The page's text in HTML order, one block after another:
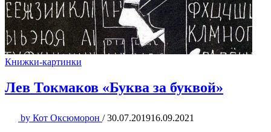
Книжки-картинки
Лев Токмаков «Буква за буквой»
by Кот Оксюморон / 30.07.201916.09.2021